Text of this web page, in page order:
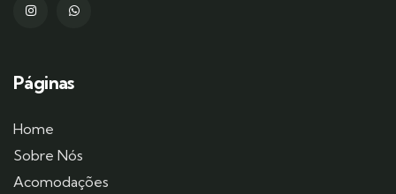
Páginas
Home
Sobre Nós
Acomodações